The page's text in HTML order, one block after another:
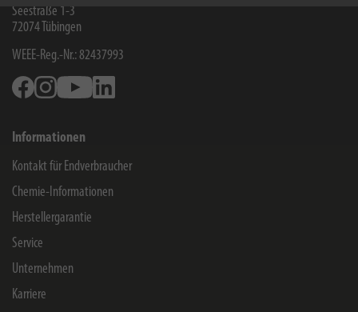
Seestraße 1-3
72074 Tübingen
WEEE-Reg.-Nr.: 82437993
FacebookInstagramYoutube
Informationen
Kontakt für Endverbraucher
Chemie-Informationen
Herstellergarantie
Service
Unternehmen
Karriere